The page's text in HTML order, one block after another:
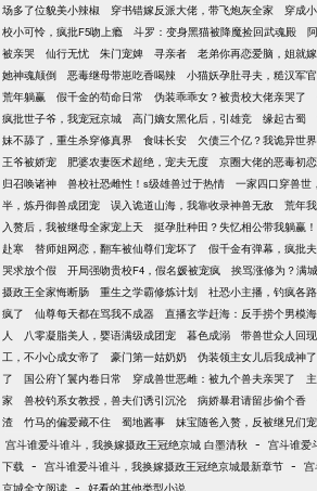
场多了位貌美小辣椒
穿书错嫁反派大佬，带飞炮灰全家 穿成
校小可怜，疯批F5吻上瘾
斗罗：变身黑猫被降魔捡回武魂殿
被亲哭
仙行无忧 朱门宠婢 寻亲者 老弟你再恋爱脑，姐就
她神魂颠倒
恶毒继母带崽吃香喝辣 小猫妖孕肚寻夫，糙汉军
荒年躺赢
假千金的苟命日常 伪装乖乖女？被贵校大佬亲哭了
疯批世子爷，我宠冠京城
高门嫡女黑化后，引雄竞 缘起古蜀
妹不舔了，重生杀穿修真界
食味长安 欠债三个亿？我诡异世
王爷被娇宠
肥婆农妻医术超绝，宠夫无度 京圈大佬的恶毒初
归召唤诸神
兽校社恐雌性！s级雄兽过于热情 一家四口穿兽世
半，炼丹御兽成团宠
误入诡道山海，我靠收录神兽无敌 荒年
入赘后，我被继母全家宠上天
挺孕肚种田？失忆相公带我躺赢！
赴寒
替师姐网恋，翻车被仙尊们宠坏了 假千金有弹幕，疯批
哭求放个假
开局强吻贵校F4，假名媛被宠疯 挨骂涨修为？满
摄政王全家悔断肠
重生之学霸修炼计划 社恐小主播，钓疯各
疯了
仙尊每天都在骂我不成器 直播玄学赶海：反手捞个男模
人
八零凝脂美人，婴语满级成团宠 暮色成溺 带兽世众人回
工，不小心成女帝了
豪门第一姑奶奶 伪装领主女儿后我成神了
了
国公府丫鬟内卷日常 穿成兽世恶雌：被九个兽夫亲哭了
家
兽校钓系女教授，兽夫们诱引沉沦 病娇暴君请留步偷个香
渣
竹马的偏爱藏不住 蜀地酱事 妹宝随爸入赘，反被继兄们
宫斗谁爱斗谁斗，我换嫁摄政王冠绝京城 白墨清秋 - 宫斗谁爱
下载 - 宫斗谁爱斗谁斗，我换嫁摄政王冠绝京城最新章节 -
京城全文阅读 - 好看的其他类型小说